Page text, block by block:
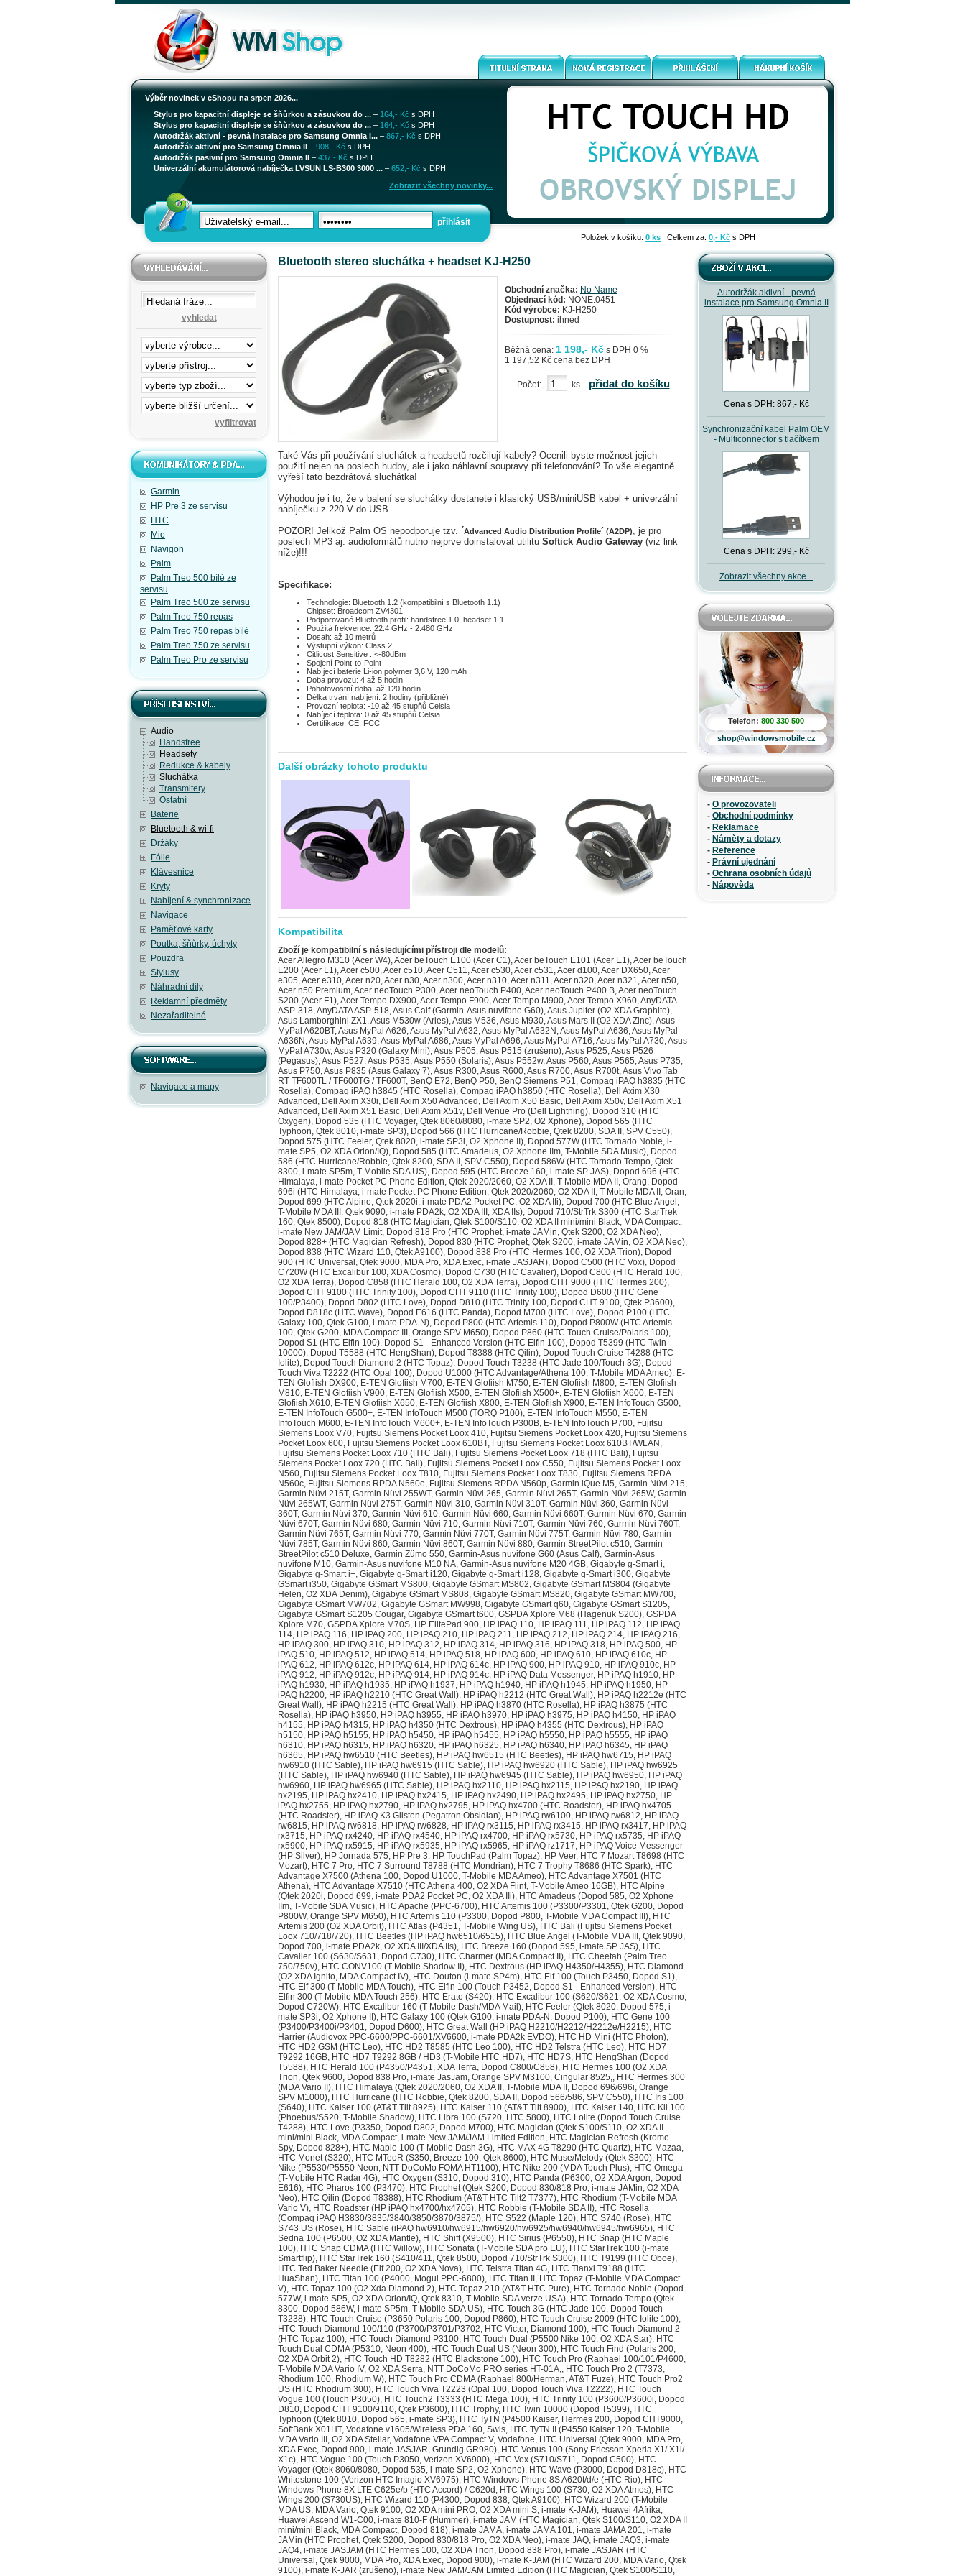
Výběr novinek v eShopu na srpen 2026...
Stylus pro kapacitní displeje se šňůrkou a zásuvkou do ... – 164,- Kč s DPH
Stylus pro kapacitní displeje se šňůrkou a zásuvkou do ... – 164,- Kč s DPH
Autodržák aktivní - pevná instalace pro Samsung Omnia I... – 867,- Kč s DPH
Autodržák aktivní pro Samsung Omnia II – 908,- Kč s DPH
Autodržák pasivní pro Samsung Omnia II – 437,- Kč s DPH
Univerzální akumulátorová nabíječka LVSUN LS-B300 3000 ... – 652,- Kč s DPH
Zobrazit všechny novinky...
přihlásit
Položek v košíku: 0 ks Celkem za: 0,- Kč s DPH
vyhledat
Garmin
HP Pre 3 ze servisu
HTC
Mio
Navigon
Palm
Palm Treo 500 bílé ze
servisu
Palm Treo 500 ze servisu
Palm Treo 750 repas
Palm Treo 750 repas bílé
Palm Treo 750 ze servisu
Palm Treo Pro ze servisu
Audio
Handsfree
Headsety
Redukce & kabely
Sluchátka
Transmitery
Ostatní
Baterie
Bluetooth & wi-fi
Držáky
Fólie
Klávesnice
Kryty
Nabíjení & synchronizace
Navigace
Paměťové karty
Poutka, šňůrky, úchyty
Pouzdra
Stylusy
Náhradní díly
Reklamní předměty
Nezařaditelné
Navigace a mapy
Autodržák aktivní - pevná
instalace pro Samsung Omnia II
Cena s DPH: 867,- Kč
Synchronizační kabel Palm OEM
- Multiconnector s tlačítkem
Cena s DPH: 299,- Kč
Zobrazit všechny akce...
Telefon: 800 330 500
shop@windowsmobile.cz
- O provozovateli
- Obchodní podmínky
- Reklamace
- Náměty a dotazy
- Reference
- Právní ujednání
- Ochrana osobních údajů
- Nápověda
Bluetooth stereo sluchátka + headset KJ-H250
Obchodní značka: No Name
Objednací kód: NONE.0451
Kód výrobce: KJ-H250
Dostupnost: ihned
Běžná cena: 1 198,- Kč s DPH 0 %
1 197,52 Kč cena bez DPH
Počet: ks přidat do košíku
Také Vás při používání sluchátek a headsetů rozčilují kabely? Ocenili byste možnost jejich
použití nejen na poslech hudby, ale i jako náhlavní soupravy při telefonování? To vše elegantně
vyřeší tato bezdrátová sluchátka!
Výhodou je i to, že v balení se sluchátky dostanete i klasický USB/miniUSB kabel + univerzální
nabíječku z 220 V do USB.
POZOR! Jelikož Palm OS nepodporuje tzv. ´Advanced Audio Distribution Profile´ (A2DP), je pro
poslech MP3 aj. audioformátů nutno nejprve doinstalovat utilitu Softick Audio Gateway (viz link
níže)!!!
Specifikace:
Technologie: Bluetooth 1.2 (kompatibilní s Bluetooth 1.1)
Chipset: Broadcom ZV4301
Podporované Bluetooth profil: handsfree 1.0, headset 1.1
Použitá frekvence: 22.4 GHz - 2.480 GHz
Dosah: až 10 metrů
Výstupní výkon: Class 2
Citlicost Sensitive : <-80dBm
Spojení Point-to-Point
Nabíjecí baterie Li-ion polymer 3,6 V, 120 mAh
Doba provozu: 4 až 5 hodin
Pohotovostní doba: až 120 hodin
Délka trvání nabíjení: 2 hodiny (přibližně)
Provozní teplota: -10 až 45 stupňů Celsia
Nabíjecí teplota: 0 až 45 stupňů Celsia
Certifikace: CE, FCC
Další obrázky tohoto produktu
Kompatibilita
Zboží je kompatibilní s následujícími přístroji dle modelů:
Acer Allegro M310 (Acer W4), Acer beTouch E100 (Acer C1), Acer beTouch E101 (Acer E1), Acer beTouch E200 (Acer L1), Acer c500, Acer c510, Acer C511, Acer c530, Acer c531, Acer d100, Acer DX650, Acer e305, Acer e310, Acer n20, Acer n30, Acer n300, Acer n310, Acer n311, Acer n320, Acer n321, Acer n50, Acer n50 Premium, Acer neoTouch P300, Acer neoTouch P400, Acer neoTouch P400 B, Acer neoTouch S200 (Acer F1), Acer Tempo DX900, Acer Tempo F900, Acer Tempo M900, Acer Tempo X960, AnyDATA ASP-318, AnyDATA ASP-518, Asus Calf (Garmin-Asus nuvifone G60), Asus Jupiter (O2 XDA Graphite), Asus Lamborghini ZX1, Asus M530w (Aries), Asus M536, Asus M930, Asus Mars II (O2 XDA Zinc), Asus MyPal A620BT, Asus MyPal A626, Asus MyPal A632, Asus MyPal A632N, Asus MyPal A636, Asus MyPal A636N, Asus MyPal A639, Asus MyPal A686, Asus MyPal A696, Asus MyPal A716, Asus MyPal A730, Asus MyPal A730w, Asus P320 (Galaxy Mini), Asus P505, Asus P515 (zrušeno), Asus P525, Asus P526 (Pegasus), Asus P527, Asus P535, Asus P550 (Solaris), Asus P552w, Asus P560, Asus P565, Asus P735, Asus P750, Asus P835 (Asus Galaxy 7), Asus R300, Asus R600, Asus R700, Asus R700t, Asus Vivo Tab RT TF600TL / TF600TG / TF600T, BenQ E72, BenQ P50, BenQ Siemens P51, Compaq iPAQ h3835 (HTC Rosella), Compaq iPAQ h3845 (HTC Rosella), Compaq iPAQ h3850 (HTC Rosella), Dell Axim X30 Advanced, Dell Axim X30i, Dell Axim X50 Advanced, Dell Axim X50 Basic, Dell Axim X50v, Dell Axim X51 Advanced, Dell Axim X51 Basic, Dell Axim X51v, Dell Venue Pro (Dell Lightning), Dopod 310 (HTC Oxygen), Dopod 535 (HTC Voyager, Qtek 8060/8080, i-mate SP2, O2 Xphone), Dopod 565 (HTC Typhoon, Qtek 8010, i-mate SP3), Dopod 566 (HTC Hurricane/Robbie, Qtek 8200, SDA II, SPV C550), Dopod 575 (HTC Feeler, Qtek 8020, i-mate SP3i, O2 Xphone II), Dopod 577W (HTC Tornado Noble, i-mate SP5, O2 XDA Orion/IQ), Dopod 585 (HTC Amadeus, O2 Xphone IIm, T-Mobile SDA Music), Dopod 586 (HTC Hurricane/Robbie, Qtek 8200, SDA II, SPV C550), Dopod 586W (HTC Tornado Tempo, Qtek 8300, i-mate SP5m, T-Mobile SDA US), Dopod 595 (HTC Breeze 160, i-mate SP JAS), Dopod 696 (HTC Himalaya, i-mate Pocket PC Phone Edition, Qtek 2020/2060, O2 XDA II, T-Mobile MDA II, Orang, Dopod 696i (HTC Himalaya, i-mate Pocket PC Phone Edition, Qtek 2020/2060, O2 XDA II, T-Mobile MDA II, Oran, Dopod 699 (HTC Alpine, Qtek 2020i, i-mate PDA2 Pocket PC, O2 XDA IIi), Dopod 700 (HTC Blue Angel, T-Mobile MDA III, Qtek 9090, i-mate PDA2k, O2 XDA III, XDA IIs), Dopod 710/StrTrk S300 (HTC StarTrek 160, Qtek 8500), Dopod 818 (HTC Magician, Qtek S100/S110, O2 XDA II mini/mini Black, MDA Compact, i-mate New JAM/JAM Limit, Dopod 818 Pro (HTC Prophet, i-mate JAMin, Qtek S200, O2 XDA Neo), Dopod 828+ (HTC Magician Refresh), Dopod 830 (HTC Prophet, Qtek S200, i-mate JAMin, O2 XDA Neo), Dopod 838 (HTC Wizard 110, Qtek A9100), Dopod 838 Pro (HTC Hermes 100, O2 XDA Trion), Dopod 900 (HTC Universal, Qtek 9000, MDA Pro, XDA Exec, i-mate JASJAR), Dopod C500 (HTC Vox), Dopod C720W (HTC Excalibur 100, XDA Cosmo), Dopod C730 (HTC Cavalier), Dopod C800 (HTC Herald 100, O2 XDA Terra), Dopod C858 (HTC Herald 100, O2 XDA Terra), Dopod CHT 9000 (HTC Hermes 200), Dopod CHT 9100 (HTC Trinity 100), Dopod CHT 9110 (HTC Trinity 100), Dopod D600 (HTC Gene 100/P3400), Dopod D802 (HTC Love), Dopod D810 (HTC Trinity 100, Dopod CHT 9100, Qtek P3600), Dopod D818c (HTC Wave), Dopod E616 (HTC Panda), Dopod M700 (HTC Love), Dopod P100 (HTC Galaxy 100, Qtek G100, i-mate PDA-N), Dopod P800 (HTC Artemis 110), Dopod P800W (HTC Artemis 100, Qtek G200, MDA Compact III, Orange SPV M650), Dopod P860 (HTC Touch Cruise/Polaris 100), Dopod S1 (HTC Elfin 100), Dopod S1 - Enhanced Version (HTC Elfin 100), Dopod T5399 (HTC Twin 10000), Dopod T5588 (HTC HengShan), Dopod T8388 (HTC Qilin), Dopod Touch Cruise T4288 (HTC Iolite), Dopod Touch Diamond 2 (HTC Topaz), Dopod Touch T3238 (HTC Jade 100/Touch 3G), Dopod Touch Viva T2222 (HTC Opal 100), Dopod U1000 (HTC Advantage/Athena 100, T-Mobile MDA Ameo), E-TEN Glofiish DX900, E-TEN Glofiish M700, E-TEN Glofiish M750, E-TEN Glofiish M800, E-TEN Glofiish M810, E-TEN Glofiish V900, E-TEN Glofiish X500, E-TEN Glofiish X500+, E-TEN Glofiish X600, E-TEN Glofiish X610, E-TEN Glofiish X650, E-TEN Glofiish X800, E-TEN Glofiish X900, E-TEN InfoTouch G500, E-TEN InfoTouch G500+, E-TEN InfoTouch M500 (TORQ P100), E-TEN InfoTouch M550, E-TEN InfoTouch M600, E-TEN InfoTouch M600+, E-TEN InfoTouch P300B, E-TEN InfoTouch P700, Fujitsu Siemens Loox V70, Fujitsu Siemens Pocket Loox 410, Fujitsu Siemens Pocket Loox 420, Fujitsu Siemens Pocket Loox 600, Fujitsu Siemens Pocket Loox 610BT, Fujitsu Siemens Pocket Loox 610BT/WLAN, Fujitsu Siemens Pocket Loox 710 (HTC Bali), Fujitsu Siemens Pocket Loox 718 (HTC Bali), Fujitsu Siemens Pocket Loox 720 (HTC Bali), Fujitsu Siemens Pocket Loox C550, Fujitsu Siemens Pocket Loox N560, Fujitsu Siemens Pocket Loox T810, Fujitsu Siemens Pocket Loox T830, Fujitsu Siemens RPDA N560c, Fujitsu Siemens RPDA N560e, Fujitsu Siemens RPDA N560p, Garmin iQue M5, Garmin Nüvi 215, Garmin Nüvi 215T, Garmin Nüvi 255WT, Garmin Nüvi 265, Garmin Nüvi 265T, Garmin Nüvi 265W, Garmin Nüvi 265WT, Garmin Nüvi 275T, Garmin Nüvi 310, Garmin Nüvi 310T, Garmin Nüvi 360, Garmin Nüvi 360T, Garmin Nüvi 370, Garmin Nüvi 610, Garmin Nüvi 660, Garmin Nüvi 660T, Garmin Nüvi 670, Garmin Nüvi 670T, Garmin Nüvi 680, Garmin Nüvi 710, Garmin Nüvi 710T, Garmin Nüvi 760, Garmin Nüvi 760T, Garmin Nüvi 765T, Garmin Nüvi 770, Garmin Nüvi 770T, Garmin Nüvi 775T, Garmin Nüvi 780, Garmin Nüvi 785T, Garmin Nüvi 860, Garmin Nüvi 860T, Garmin Nüvi 880, Garmin StreetPilot c510, Garmin StreetPilot c510 Deluxe, Garmin Zümo 550, Garmin-Asus nuvifone G60 (Asus Calf), Garmin-Asus nuvifone M10, Garmin-Asus nuvifone M10 NA, Garmin-Asus nuvifone M20 4GB, Gigabyte g-Smart i, Gigabyte g-Smart i+, Gigabyte g-Smart i120, Gigabyte g-Smart i128, Gigabyte g-Smart i300, Gigabyte GSmart i350, Gigabyte GSmart MS800, Gigabyte GSmart MS802, Gigabyte GSmart MS804 (Gigabyte Helen, O2 XDA Denim), Gigabyte GSmart MS808, Gigabyte GSmart MS820, Gigabyte GSmart MW700, Gigabyte GSmart MW702, Gigabyte GSmart MW998, Gigabyte GSmart q60, Gigabyte GSmart S1205, Gigabyte GSmart S1205 Cougar, Gigabyte GSmart t600, GSPDA Xplore M68 (Hagenuk S200), GSPDA Xplore M70, GSPDA Xplore M70S, HP ElitePad 900, HP iPAQ 110, HP iPAQ 111, HP iPAQ 112, HP iPAQ 114, HP iPAQ 116, HP iPAQ 200, HP iPAQ 210, HP iPAQ 211, HP iPAQ 212, HP iPAQ 214, HP iPAQ 216, HP iPAQ 300, HP iPAQ 310, HP iPAQ 312, HP iPAQ 314, HP iPAQ 316, HP iPAQ 318, HP iPAQ 500, HP iPAQ 510, HP iPAQ 512, HP iPAQ 514, HP iPAQ 518, HP iPAQ 600, HP iPAQ 610, HP iPAQ 610c, HP iPAQ 612, HP iPAQ 612c, HP iPAQ 614, HP iPAQ 614c, HP iPAQ 900, HP iPAQ 910, HP iPAQ 910c, HP iPAQ 912, HP iPAQ 912c, HP iPAQ 914, HP iPAQ 914c, HP iPAQ Data Messenger, HP iPAQ h1910, HP iPAQ h1930, HP iPAQ h1935, HP iPAQ h1937, HP iPAQ h1940, HP iPAQ h1945, HP iPAQ h1950, HP iPAQ h2200, HP iPAQ h2210 (HTC Great Wall), HP iPAQ h2212 (HTC Great Wall), HP iPAQ h2212e (HTC Great Wall), HP iPAQ h2215 (HTC Great Wall), HP iPAQ h3870 (HTC Rosella), HP iPAQ h3875 (HTC Rosella), HP iPAQ h3950, HP iPAQ h3955, HP iPAQ h3970, HP iPAQ h3975, HP iPAQ h4150, HP iPAQ h4155, HP iPAQ h4315, HP iPAQ h4350 (HTC Dextrous), HP iPAQ h4355 (HTC Dextrous), HP iPAQ h5150, HP iPAQ h5155, HP iPAQ h5450, HP iPAQ h5455, HP iPAQ h5550, HP iPAQ h5555, HP iPAQ h6310, HP iPAQ h6315, HP iPAQ h6320, HP iPAQ h6325, HP iPAQ h6340, HP iPAQ h6345, HP iPAQ h6365, HP iPAQ hw6510 (HTC Beetles), HP iPAQ hw6515 (HTC Beetles), HP iPAQ hw6715, HP iPAQ hw6910 (HTC Sable), HP iPAQ hw6915 (HTC Sable), HP iPAQ hw6920 (HTC Sable), HP iPAQ hw6925 (HTC Sable), HP iPAQ hw6940 (HTC Sable), HP iPAQ hw6945 (HTC Sable), HP iPAQ hw6950, HP iPAQ hw6960, HP iPAQ hw6965 (HTC Sable), HP iPAQ hx2110, HP iPAQ hx2115, HP iPAQ hx2190, HP iPAQ hx2195, HP iPAQ hx2410, HP iPAQ hx2415, HP iPAQ hx2490, HP iPAQ hx2495, HP iPAQ hx2750, HP iPAQ hx2755, HP iPAQ hx2790, HP iPAQ hx2795, HP iPAQ hx4700 (HTC Roadster), HP iPAQ hx4705 (HTC Roadster), HP iPAQ K3 Glisten (Pegatron Obsidian), HP iPAQ rw6100, HP iPAQ rw6812, HP iPAQ rw6815, HP iPAQ rw6818, HP iPAQ rw6828, HP iPAQ rx3115, HP iPAQ rx3415, HP iPAQ rx3417, HP iPAQ rx3715, HP iPAQ rx4240, HP iPAQ rx4540, HP iPAQ rx4700, HP iPAQ rx5730, HP iPAQ rx5735, HP iPAQ rx5900, HP iPAQ rx5915, HP iPAQ rx5935, HP iPAQ rx5965, HP iPAQ rz1717, HP iPAQ Voice Messenger (HP Silver), HP Jornada 575, HP Pre 3, HP TouchPad (Palm Topaz), HP Veer, HTC 7 Mozart T8698 (HTC Mozart), HTC 7 Pro, HTC 7 Surround T8788 (HTC Mondrian), HTC 7 Trophy T8686 (HTC Spark), HTC Advantage X7500 (Athena 100, Dopod U1000, T-Mobile MDA Ameo), HTC Advantage X7501 (HTC Athena), HTC Advantage X7510 (HTC Athena 400, O2 XDA Flint, T-Mobile Ameo 16GB), HTC Alpine (Qtek 2020i, Dopod 699, i-mate PDA2 Pocket PC, O2 XDA IIi), HTC Amadeus (Dopod 585, O2 Xphone IIm, T-Mobile SDA Music), HTC Apache (PPC-6700), HTC Artemis 100 (P3300/P3301, Qtek G200, Dopod P800W, Orange SPV M650), HTC Artemis 110 (P3300, Dopod P800, T-Mobile MDA Compact III), HTC Artemis 200 (O2 XDA Orbit), HTC Atlas (P4351, T-Mobile Wing US), HTC Bali (Fujitsu Siemens Pocket Loox 710/718/720), HTC Beetles (HP iPAQ hw6510/6515), HTC Blue Angel (T-Mobile MDA III, Qtek 9090, Dopod 700, i-mate PDA2k, O2 XDA III/XDA IIs), HTC Breeze 160 (Dopod 595, i-mate SP JAS), HTC Cavalier 100 (S630/S631, Dopod C730), HTC Charmer (MDA Compact II), HTC Cheetah (Palm Treo 750/750v), HTC CONV100 (T-Mobile Shadow II), HTC Dextrous (HP iPAQ H4350/H4355), HTC Diamond (O2 XDA Ignito, MDA Compact IV), HTC Douton (i-mate SP4m), HTC Elf 100 (Touch P3450, Dopod S1), HTC Elf 300 (T-Mobile MDA Touch), HTC Elfin 100 (Touch P3452, Dopod S1 - Enhanced Version), HTC Elfin 300 (T-Mobile MDA Touch 256), HTC Erato (S420), HTC Excalibur 100 (S620/S621, O2 XDA Cosmo, Dopod C720W), HTC Excalibur 160 (T-Mobile Dash/MDA Mail), HTC Feeler (Qtek 8020, Dopod 575, i-mate SP3i, O2 Xphone II), HTC Galaxy 100 (Qtek G100, i-mate PDA-N, Dopod P100), HTC Gene 100 (